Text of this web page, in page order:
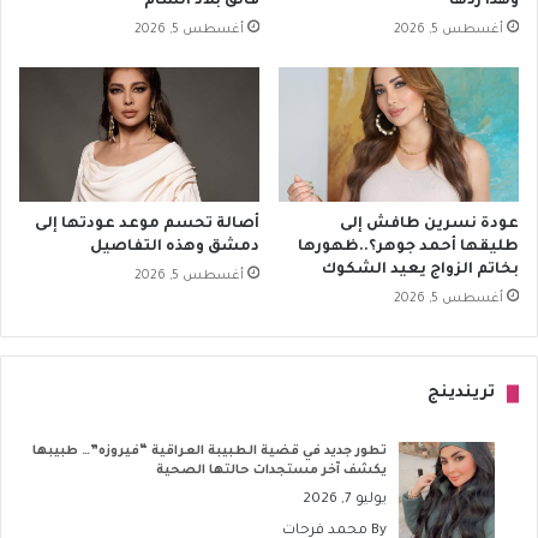
أغسطس 5, 2026 أغسطس 5, 2026
عودة نسرين طافش إلى
طليقها أحمد جوهر؟..ظهورها
بخاتم الزواج يعيد الشكوك
أغسطس 5, 2026
أصالة تحسم موعد عودتها إلى
دمشق وهذه التفاصيل
أغسطس 5, 2026
تريندينج
تطور جديد في قضية الطبيبة العراقية “فيروزه”… طبيبها
يكشف آخر مستجدات حالتها الصحية
يوليو 7, 2026
By محمد فرحات